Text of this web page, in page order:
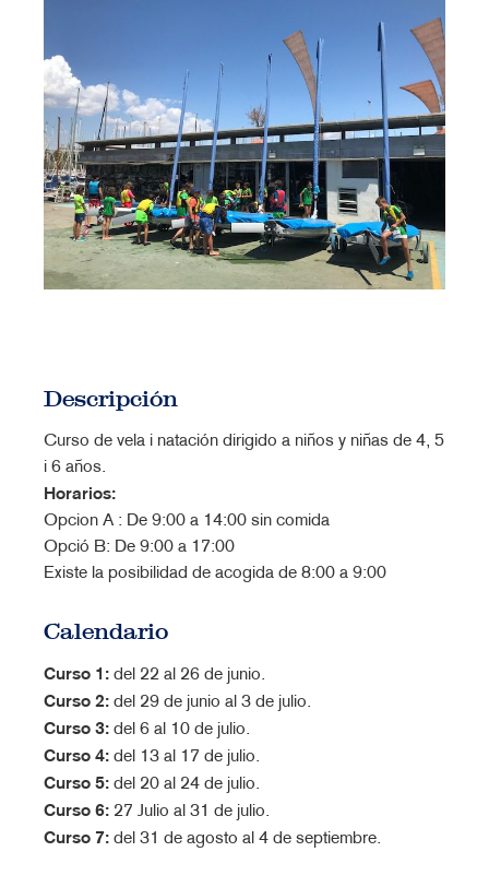
Descripción
Curso de vela i natación dirigido a niños y niñas de 4, 5
i 6 años.
Horarios:
Opcion A : De 9:00 a 14:00 sin comida
Opció B: De 9:00 a 17:00
Existe la posibilidad de acogida de 8:00 a 9:00
Calendario
Curso 1: del 22 al 26 de junio.
Curso 2: del 29 de junio al 3 de julio.
Curso 3: del 6 al 10 de julio.
Curso 4: del 13 al 17 de julio.
Curso 5: del 20 al 24 de julio.
Curso 6: 27 Julio al 31 de julio.
Curso 7: del 31 de agosto al 4 de septiembre.